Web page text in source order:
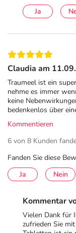
Adresse des
Biologische
76532 Baden-
herunterladen.
Ja
Claudia am
Traumeel ist ein
nehme es immer
keine
bedenkenlos über
Kommentieren
6 von 8 Kunden
Fanden Sie diese
Ja
Nein
Kommentar
Vielen Dank für
zufrieden Sie